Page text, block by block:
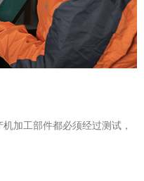
加工部件都必须经过测试，